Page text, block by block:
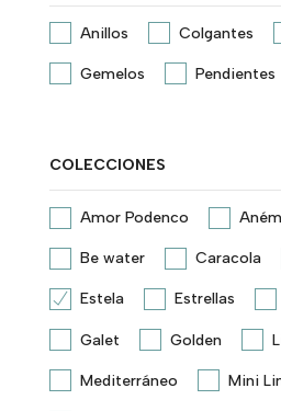
Anillos Colgantes
Gemelos Pendientes
COLECCIONES
Amor Podenco
Be water Caracola
Estela Estrellas
Galet Golden
Mediterráneo Mini